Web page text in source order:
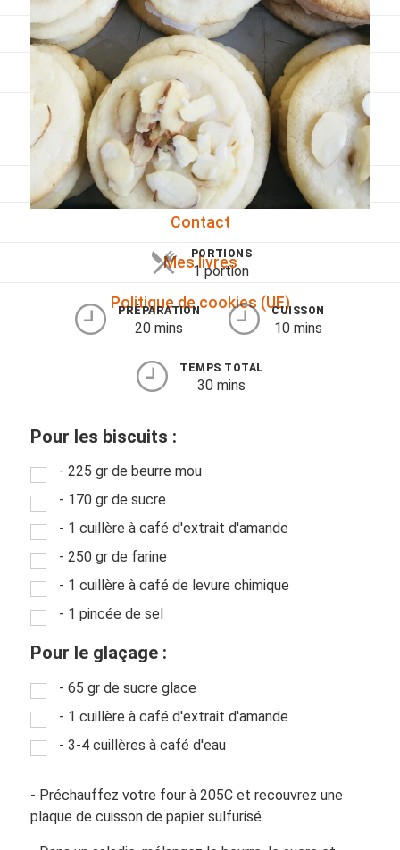
Viandes
Pratique
Mesures conversions
Lexique des différents termes de cuisine
Service du vin
Contact
Mes livres
Politique de cookies (UE)
PORTIONS
1 portion
PRÉPARATION
20 mins
CUISSON
10 mins
TEMPS TOTAL
30 mins
Pour les biscuits :
- 225 gr de beurre mou
- 170 gr de sucre
- 1 cuillère à café d'extrait d'amande
- 250 gr de farine
- 1 cuillère à café de levure chimique
- 1 pincée de sel
Pour le glaçage :
- 65 gr de sucre glace
- 1 cuillère à café d'extrait d'amande
- 3-4 cuillères à café d'eau
- Préchauffez votre four à 205C et recouvrez une
plaque de cuisson de papier sulfurisé.